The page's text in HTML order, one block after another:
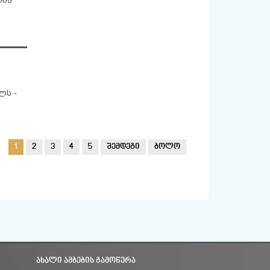
-
1 2 3 4 5 შემდეგი ბოლო
ᲐᲮᲐᲚᲘ ᲐᲛᲑᲔᲑᲘᲡ ᲒᲐᲛᲝᲬᲔᲠᲐ